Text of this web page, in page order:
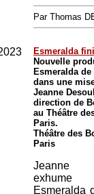
Par Thomas
Esmeralda
Nouvelle
Esmeralda
dans une
Jeanne
direction de
au Théâtre
Paris.
Théâtre des
Paris
Jeanne
Esmeralda